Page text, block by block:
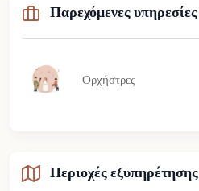
Παρεχόμενες υπηρεσίες
Ορχήστρες
Περιοχές εξυπηρέτησης